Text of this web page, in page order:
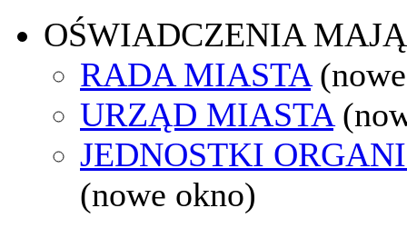
OŚWIADCZENIA
RADA MIASTA
URZĄD MIASTA
JEDNOSTKI
(nowe okno)